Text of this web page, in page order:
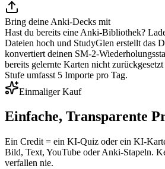
Bring deine Anki-Decks mit
Hast du bereits eine Anki-Bibliothek?
Dateien hoch und StudyGlen erstellt das
konvertiert deinen SM-2-
bereits gelernte Karten nicht
Stufe umfasst 5 Importe pro Tag.
Einmaliger Kauf
Einfache, Transparente
Ein Credit = ein KI-Quiz oder ein KI-
Bild, Text, YouTube oder Anki-Stapeln.
verfallen nie.